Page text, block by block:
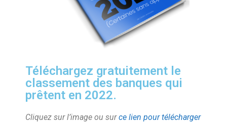
Téléchargez gratuitement le
classement des banques qui
prêtent en 2022.
Cliquez sur l’image ou surce lien pour télécharger